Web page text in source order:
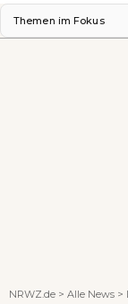
Themen im Fokus
NRWZ.de > Alle News >